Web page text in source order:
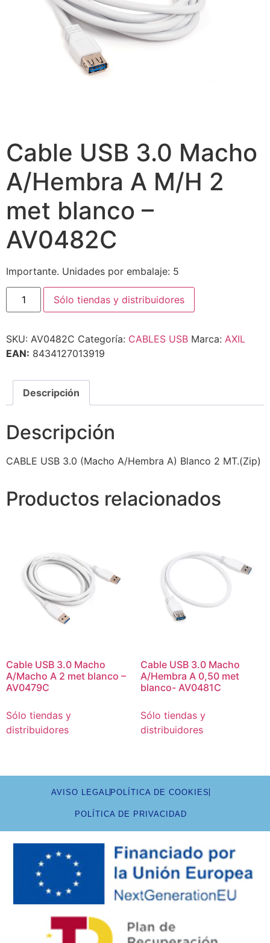
Cable USB 3.0 Macho
A/Hembra A M/H 2
met blanco –
AV0482C
Importante. Unidades por embalaje: 5
Sólo tiendas y distribuidores
SKU: AV0482C Categoría: CABLES USB Marca: AXIL
EAN: 8434127013919
Descripción
Descripción
CABLE USB 3.0 (Macho A/Hembra A) Blanco 2 MT.(Zip)
Productos relacionados
Cable USB 3.0 Macho
A/Macho A 2 met blanco –
AV0479C
Sólo tiendas y
distribuidores
Cable USB 3.0 Macho
A/Hembra A 0,50 met
blanco- AV0481C
Sólo tiendas y
distribuidores
AVISO LEGAL POLÍTICA DE COOKIES
POLÍTICA DE PRIVACIDAD